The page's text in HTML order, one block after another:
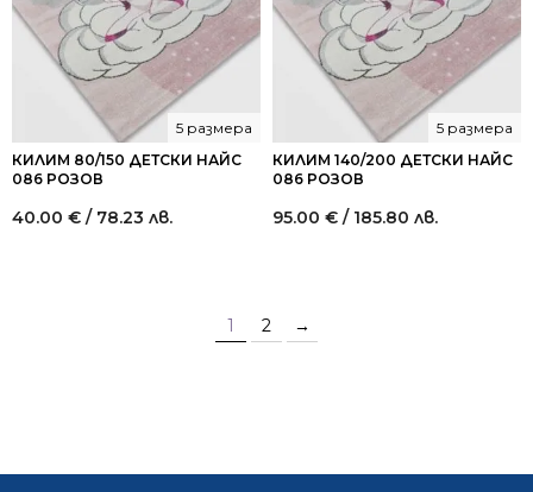
КИЛИМ 80/150 ДЕТСКИ НАЙС
086 РОЗОВ
5 размера
40.00 € / 78.23 лв.
КИЛИМ 140/200 ДЕТСКИ НАЙС
086 РОЗОВ
5 размера
95.00 € / 185.80 лв.
1 2 →